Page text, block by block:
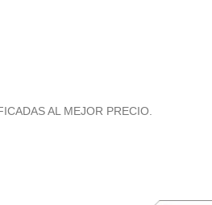
AL MEJOR PRECIO.